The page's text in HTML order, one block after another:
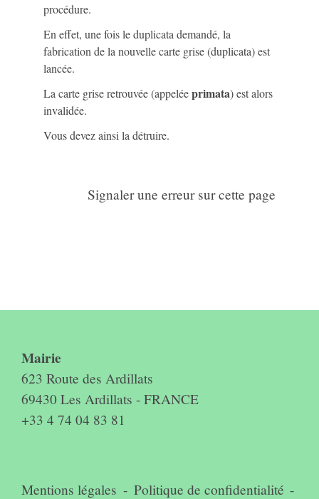
procédure.
En effet, une fois le duplicata demandé, la
fabrication de la nouvelle carte grise (duplicata) est
lancée.
La carte grise retrouvée (appeléeprimata) est alors
invalidée.
Vous devez ainsi la détruire.
Signaler une erreur sur cette page
Mairie
623 Route des Ardillats
69430 Les Ardillats - FRANCE
+33 4 74 04 83 81
Mentions légales - Politique de confidentialité -